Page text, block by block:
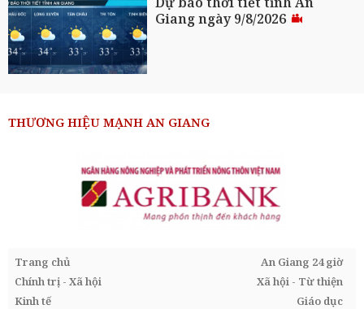
Giang ngày 9/8/2026
THƯƠNG HIỆU MẠNH AN GIANG
Trang chủ
An Giang 24 giờ
Chính trị - Xã hội
Xã hội - Từ thiện
Kinh tế
Giáo dục